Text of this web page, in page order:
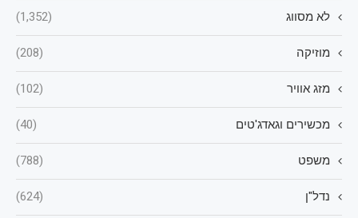
לא מסווג (1,352)
מוזיקה (208)
מזג אוויר (102)
מכשירים וגאדג'טים (40)
משפט (788)
נדל"ן (624)